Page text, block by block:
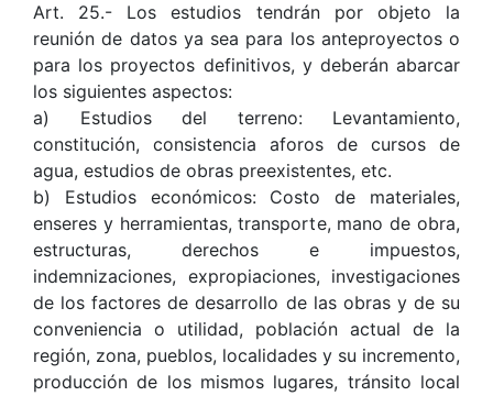
Art. 25.- Los estudios tendrán por objeto la
reunión de datos ya sea para los anteproyectos o
para los proyectos definitivos, y deberán abarcar
los siguientes aspectos:
a) Estudios del terreno: Levantamiento,
constitución, consistencia aforos de cursos de
agua, estudios de obras preexistentes, etc.
b) Estudios económicos: Costo de materiales,
enseres y herramientas, transporte, mano de obra,
estructuras, derechos e impuestos,
indemnizaciones, expropiaciones, investigaciones
de los factores de desarrollo de las obras y de su
conveniencia o utilidad, población actual de la
región, zona, pueblos, localidades y su incremento,
producción de los mismos lugares, tránsito local